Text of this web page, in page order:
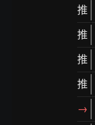
推
推
推
推
→